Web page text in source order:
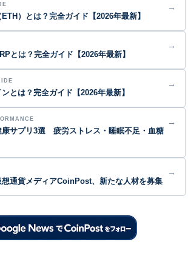
）とは？完全ガイド【2026年最新】
→
とは？完全ガイド【2026年最新】
→
とは？完全ガイド【2026年最新】
→
康サプリ3選 疲労ストレス・睡眠不足・血糖
→
想通貨メディアCoinPost、新たな人材を募集
→